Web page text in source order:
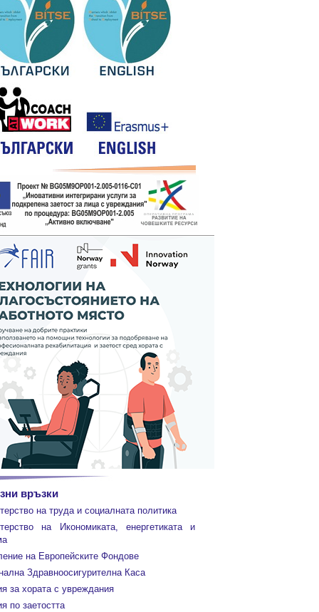
връзки
на труда и социалната политика
на Икономиката, енергетиката и
на Европейските Фондове
Здравноосигурителна Каса
за хората с увреждания
по заетостта